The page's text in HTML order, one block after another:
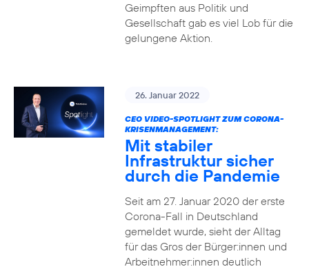
Geimpften aus Politik und
Gesellschaft gab es viel Lob für die
gelungene Aktion.
26. Januar 2022
CEO VIDEO-SPOTLIGHT ZUM CORONA-
KRISENMANAGEMENT:
Mit stabiler
Infrastruktur sicher
durch die Pandemie
Seit am 27. Januar 2020 der erste
Corona-Fall in Deutschland
gemeldet wurde, sieht der Alltag
für das Gros der Bürger:innen und
Arbeitnehmer:innen deutlich